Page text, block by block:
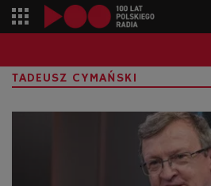
TADEUSZ CYMAŃSKI